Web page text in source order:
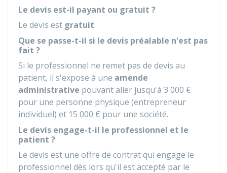
Le devis est-il payant ou gratuit ?
Le devis est gratuit.
Que se passe-t-il si le devis préalable n'est pas
fait ?
Si le professionnel ne remet pas de devis au
patient, il s'expose à une amende
administrative pouvant aller jusqu'à 3 000 €
pour une personne physique (entrepreneur
individuel) et 15 000 € pour une société.
Le devis engage-t-il le professionnel et le
patient ?
Le devis est une offre de contrat qui engage le
professionnel dès lors qu'il est accepté par le